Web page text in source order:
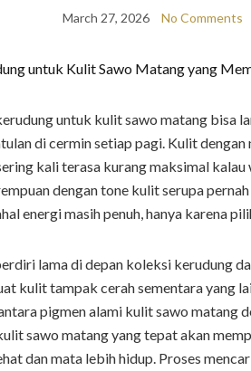
March 27, 2026 No Comments
untuk kulit sawo matang bisa
di cermin setiap pagi. Kulit dengan
kali terasa kurang maksimal
dengan tone kulit serupa
energi masih penuh, hanya karena
lama di depan koleksi kerudung
kulit tampak cerah sementara yang
pigmen alami kulit sawo matang
sawo matang yang tepat akan
dan mata lebih hidup. Proses